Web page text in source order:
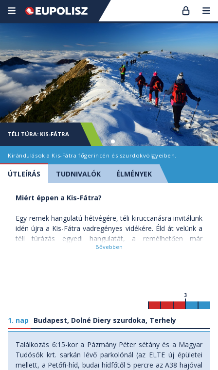
TÉLI TÚRA: KIS-FÁTRA
Kirándulások a Kis-Fátra főgerincén és szurdokvölgyeiben.
ÚTLEÍRÁS TUDNIVALÓK ÉLMÉNYEK
Miért éppen a Kis-Fátra?
Egy remek hangulatú hétvégére, téli kiruccanásra invitálunk
idén újra a Kis-Fátra vadregényes vidékére. Éld át velünk a
téli túrázás egyedi hangulatát, a remélhetően már
gyönyörűen behavazott hegyeket, völgyeket, fenyveseket,
- Dolné Diery szurdok
- a Kis-Fátra legmagasabb csúcsa: Velky Krivan (1708 m)
1. nap Budapest, Dolné Diery szurdoka, Terhely
3
Találkozás 6:15-kor a Pázmány Péter sétány és a Magyar
Tudósók krt. sarkán lévő parkolónál (az ELTE új épületei
mellett, a Petőfi-híd, budai hídfőtől 5 percre az A38 hajóval